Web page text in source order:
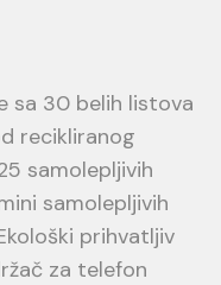
sa 30 belih listova
recikliranog
samolepljivih
samolepljivih
prihvatljiv
za telefon